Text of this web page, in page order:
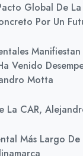
Global De La
Por Un
Venido
Motta
La CAR,
Más Largo